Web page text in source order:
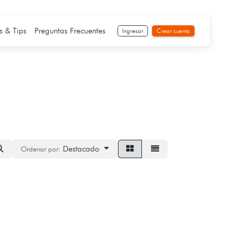
& Tips Preguntas Frecuentes Ingresar Crear cuenta
Ordenar por: Destacado